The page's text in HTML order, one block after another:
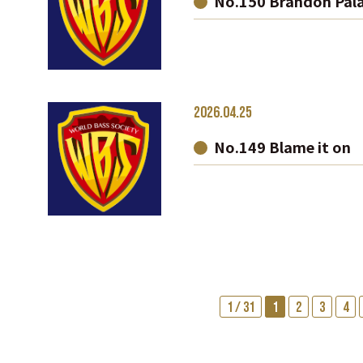
2026.04.25
No.149 Blame it on
1 / 31 1 2 3 4